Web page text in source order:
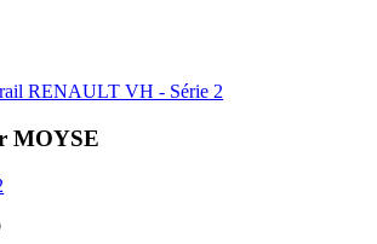
RENAULT VH - Série 2
MOYSE